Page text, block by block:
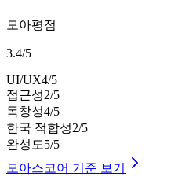
모아평점
3.4/5
UI/UX4/5
접근성2/5
독창성4/5
한국 적합성2/5
완성도5/5
모아스코어 기준 보기